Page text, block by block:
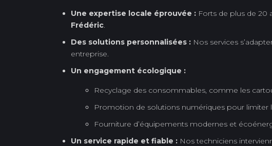
Une expertise locale éprouvée : Forts de plus de 20
Frédéric.
Des solutions personnalisées : Nos services
entreprise.
Un engagement écologique :
Recyclage des consommables, comme les
Promotion de solutions numériques pour limiter
Fourniture d’équipements modernes et
Un service rapide et fiable : Nos techniciens